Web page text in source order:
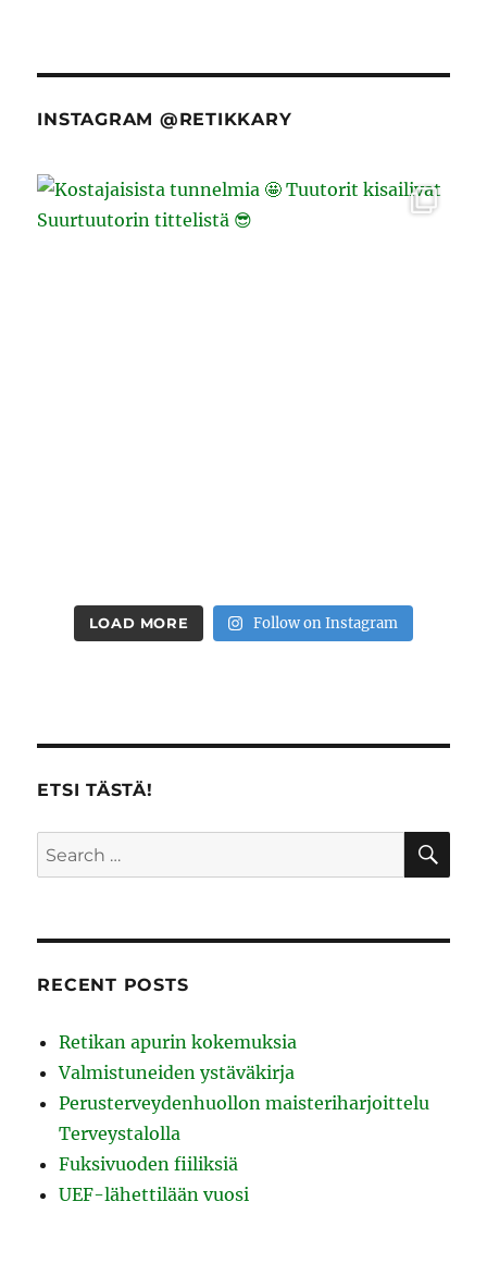
INSTAGRAM @RETIKKARY
LOAD MORE Follow on Instagram
ETSI TÄSTÄ!
Search
for:
RECENT POSTS
Retikan apurin kokemuksia
Valmistuneiden ystäväkirja
Perusterveydenhuollon maisteriharjoittelu
Terveystalolla
Fuksivuoden fiiliksiä
UEF-lähettilään vuosi